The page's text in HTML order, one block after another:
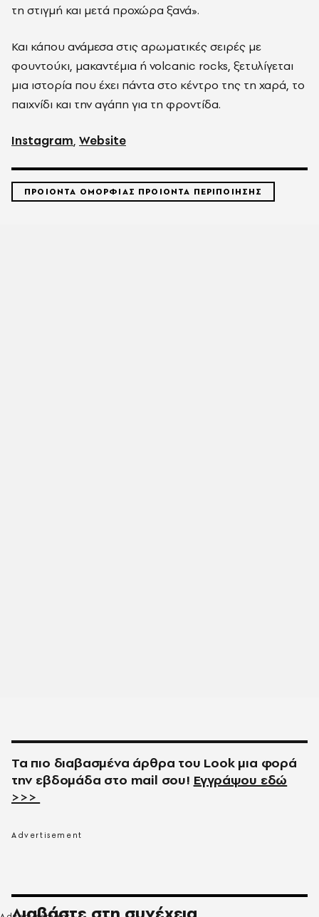
τη στιγμή και μετά προχώρα ξανά».
Και κάπου ανάμεσα στις αρωματικές σειρές με
φουντούκι, μακαντέμια ή volcanic rocks, ξετυλίγεται
μια ιστορία που έχει πάντα στο κέντρο της τη χαρά, το
παιχνίδι και την αγάπη για τη φροντίδα.
Instagram, Website
ΠΡΟΙΟΝΤΑ ΟΜΟΡΦΙΑΣ ΠΡΟΙΟΝΤΑ ΠΕΡΙΠΟΙΗΣΗΣ
Τα πιο διαβασμένα άρθρα του Look μια φορά
την εβδομάδα στο mail σου! Εγγράψου εδώ
>>>